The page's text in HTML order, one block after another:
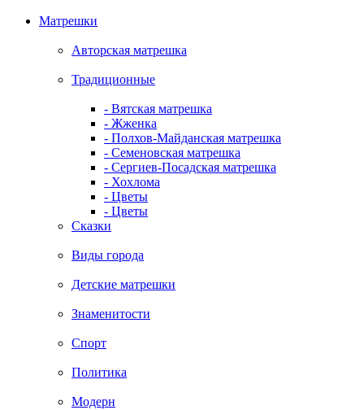
Матрешки
Авторская матрешка
Традиционные
- Вятская матрешка
- Жженка
- Полхов-Майданская матрешка
- Семеновская матрешка
- Сергиев-Посадская матрешка
- Хохлома
- Цветы
- Цветы
Сказки
Виды города
Детские матрешки
Знаменитости
Спорт
Политика
Модерн